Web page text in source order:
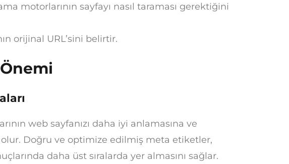
motorlarının sayfayı nasıl taraması gerektiğini
orijinal URL’sini belirtir.
web sayfanızı daha iyi anlamasına ve
Doğru ve optimize edilmiş meta etiketler,
daha üst sıralarda yer almasını sağlar.